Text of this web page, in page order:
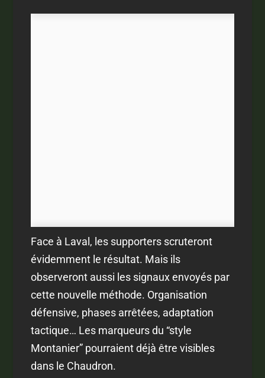
Face à Laval, les supporters scruteront
évidemment le résultat. Mais ils
observeront aussi les signaux envoyés par
cette nouvelle méthode. Organisation
défensive, phases arrêtées, adaptation
tactique… Les marqueurs du “style
Montanier” pourraient déjà être visibles
dans le Chaudron.